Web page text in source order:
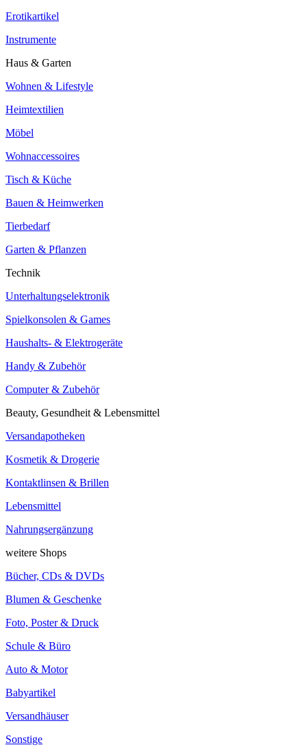
Erotikartikel
Instrumente
Haus & Garten
Wohnen & Lifestyle
Heimtextilien
Möbel
Wohnaccessoires
Tisch & Küche
Bauen & Heimwerken
Tierbedarf
Garten & Pflanzen
Technik
Unterhaltungselektronik
Spielkonsolen & Games
Haushalts- & Elektrogeräte
Handy & Zubehör
Computer & Zubehör
Beauty, Gesundheit & Lebensmittel
Versandapotheken
Kosmetik & Drogerie
Kontaktlinsen & Brillen
Lebensmittel
Nahrungsergänzung
weitere Shops
Bücher, CDs & DVDs
Blumen & Geschenke
Foto, Poster & Druck
Schule & Büro
Auto & Motor
Babyartikel
Versandhäuser
Sonstige